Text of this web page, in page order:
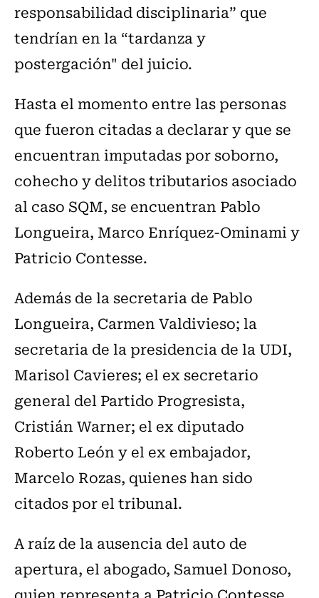
responsabilidad disciplinaria” que
tendrían en la “tardanza y
postergación" del juicio.
Hasta el momento entre las personas
que fueron citadas a declarar y que se
encuentran imputadas por soborno,
cohecho y delitos tributarios asociado
al caso SQM, se encuentran Pablo
Longueira, Marco Enríquez-Ominami y
Patricio Contesse.
Además de la secretaria de Pablo
Longueira, Carmen Valdivieso; la
secretaria de la presidencia de la UDI,
Marisol Cavieres; el ex secretario
general del Partido Progresista,
Cristián Warner; el ex diputado
Roberto León y el ex embajador,
Marcelo Rozas, quienes han sido
citados por el tribunal.
A raíz de la ausencia del auto de
apertura, el abogado, Samuel Donoso,